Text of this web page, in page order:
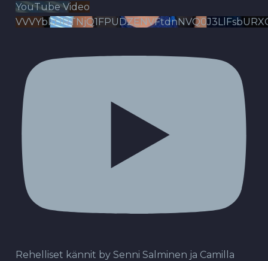
YouTube Video
Rehelliset kännit by Senni Salminen ja Camilla